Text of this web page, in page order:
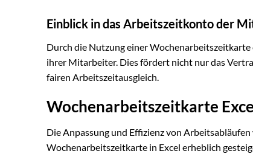
Einblick in das Arbeitszeitkonto der
Durch die Nutzung einer
ihrer Mitarbeiter. Dies fördert nicht nur das
fairen Arbeitszeitausgleich.
Wochenarbeitszeitkarte
Die Anpassung und Effizienz von
Wochenarbeitszeitkarte in Excel erheblich